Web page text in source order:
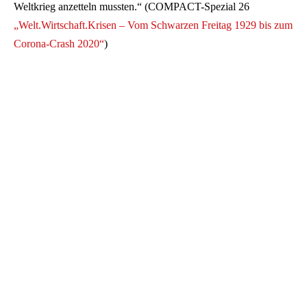
Weltkrieg anzetteln mussten.“ (COMPACT-Spezial 26
„Welt.Wirtschaft.Krisen – Vom Schwarzen Freitag 1929 bis zum
Corona-Crash 2020“)